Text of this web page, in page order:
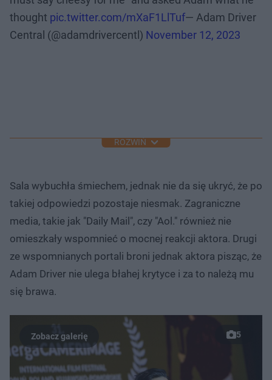
thought pic.twitter.com/mXaF1LlTuf— Adam Driver
Central (@adamdrivercentl) November 12, 2023
ROZWIŃ
Sala wybuchła śmiechem, jednak nie da się ukryć, że po
takiej odpowiedzi pozostaje niesmak. Zagraniczne
media, takie jak "Daily Mail", czy "Aol." również nie
omieszkały wspomnieć o mocnej reakcji aktora. Drugi
ze wspomnianych portali broni jednak aktora pisząc, że
Adam Driver nie ulega błahej krytyce i za to należą mu
się brawa.
5